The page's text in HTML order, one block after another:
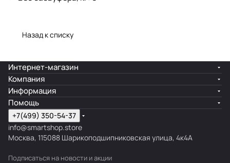
Назад к списку
Интернет-магазин
Компания
Информация
Помощь
+7(499) 350-54-37
info@smartshop.store
Москва, 115088 Шарикоподшипниковская улица, 4к4А
Подписаться на новости и акции